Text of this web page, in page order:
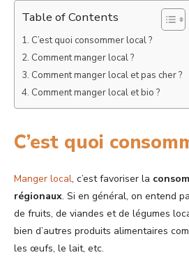
Table of Contents
C’est quoi consommer local ?
Comment manger local ?
Comment manger local et pas cher ?
Comment manger local et bio ?
C’est quoi
Manger local, c’est favoriser la
régionaux. Si en général, on entend
de fruits, de viandes et de légumes
bien d’autres produits alimentaires
les œufs, le lait, etc.